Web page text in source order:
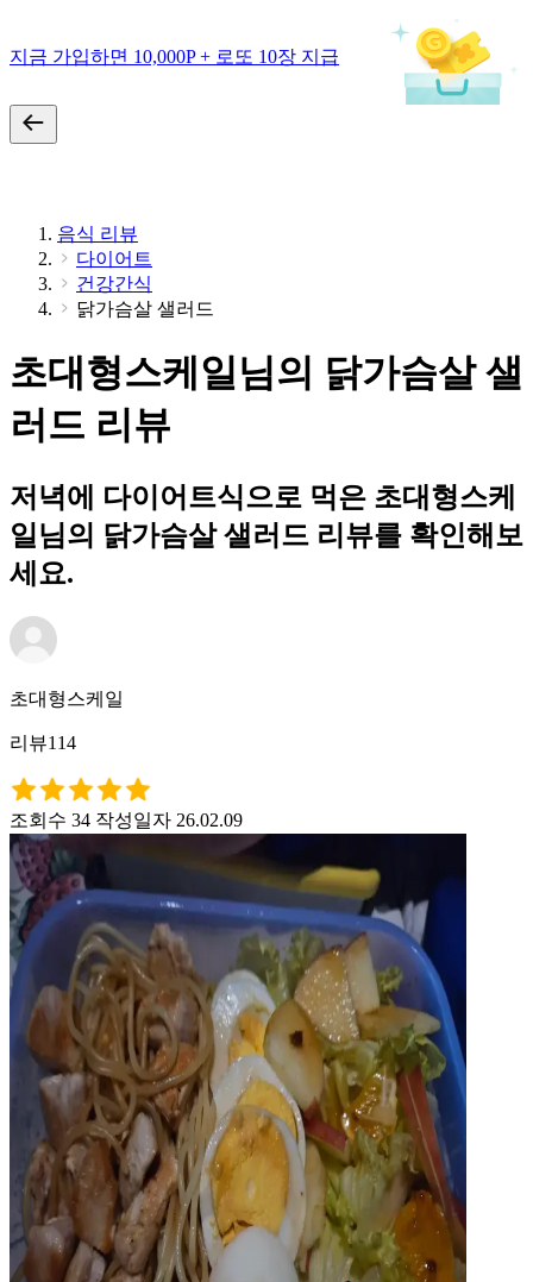
지금 가입하면 10,000P + 로또 10장 지급
음식 리뷰
다이어트
건강간식
닭가슴살 샐러드
초대형스케일님의 닭가슴살 샐
러드 리뷰
저녁에 다이어트식으로 먹은 초대형스케
일님의 닭가슴살 샐러드 리뷰를 확인해보
세요.
초대형스케일
리뷰114
조회수 34 작성일자 26.02.09